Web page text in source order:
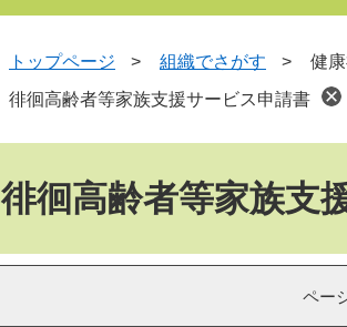
トップページ > 組織でさがす > 健
徘徊高齢者等家族支援サービス申請書
徘徊高齢者等家族支
ペー